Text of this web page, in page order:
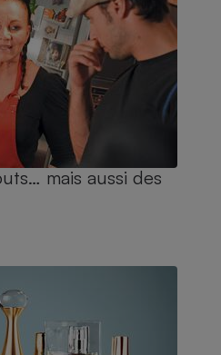
mais aussi des